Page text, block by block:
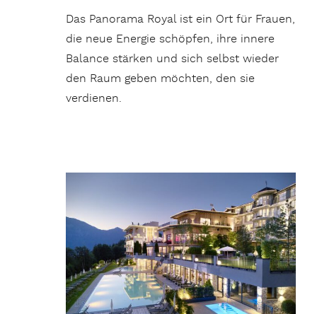
Das Panorama Royal ist ein Ort für Frauen,
die neue Energie schöpfen, ihre innere
Balance stärken und sich selbst wieder
den Raum geben möchten, den sie
verdienen.